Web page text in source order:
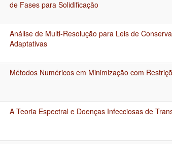
de Fases para Solidificação
Análise de Multi-Resolução para Leis de
Adaptativas
Métodos Numéricos em Minimização com
A Teoria Espectral e Doenças Infecciosas de